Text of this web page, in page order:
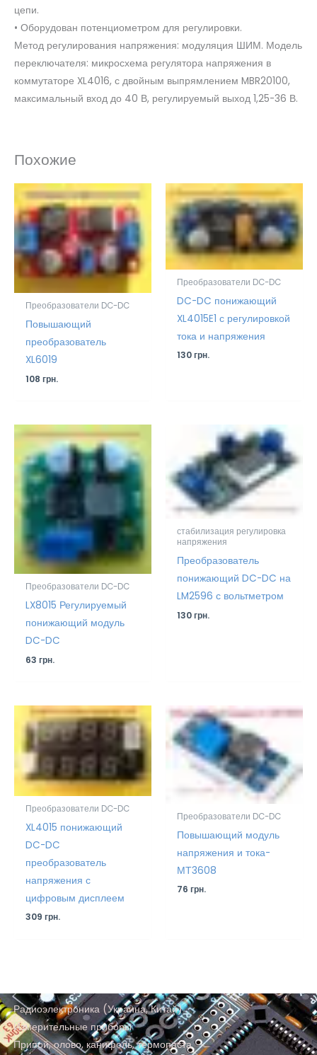
цепи.
• Оборудован потенциометром для регулировки.
Метод регулирования напряжения: модуляция ШИМ. Модель
переключателя: микросхема регулятора напряжения в
коммутаторе XL4016, с двойным выпрямлением MBR20100,
максимальный вход до 40 В, регулируемый выход 1,25-36 В.
Похожие
Преобразователи DC-DC
Повышающий
преобразователь
XL6019
108грн.
Преобразователи DC-DC
DC-DC понижающий
XL4015E1 с регулировкой
тока и напряжения
130грн.
Преобразователи DC-DC
LX8015 Регулируемый
понижающий модуль
DC-DC
63грн.
стабилизация регулировка
напряжения
Преобразователь
понижающий DC-DC на
LM2596 с вольтметром
130грн.
Преобразователи DC-DC
XL4015 понижающий
DC-DC
преобразователь
напряжения с
цифровым дисплеем
309грн.
Преобразователи DC-DC
Повышающий модуль
напряжения и тока-
МТ3608
76грн.
Радиоэлектроника (Украина, Китай)
Измерительные приборы
Припой, олово, канифоль, термопаста